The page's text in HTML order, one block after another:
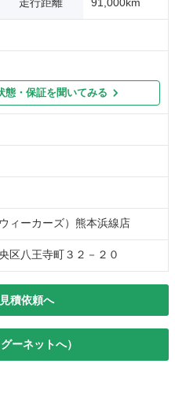
態・保証を聞いてみる
ィーカーズ）熊本浜線店
区八王寺町３２－２０
積依頼へ
ーネットへ）